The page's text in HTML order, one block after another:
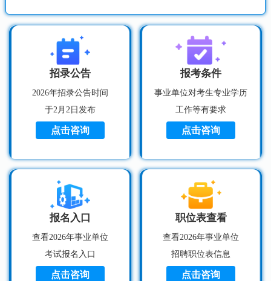
招录公告
2026年招录公告时间
于2月2日发布
点击咨询
报考条件
事业单位对考生专业学历
工作等有要求
点击咨询
报名入口
查看2026年事业单位
考试报名入口
点击咨询
职位表查看
查看2026年事业单位
招聘职位表信息
点击咨询